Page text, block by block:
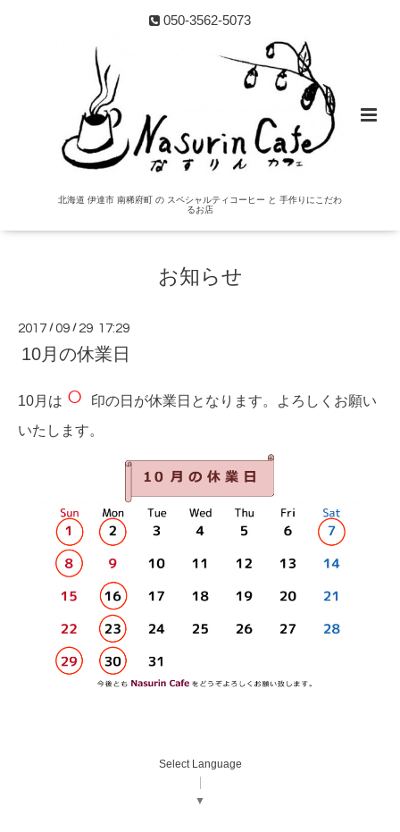
050-3562-5073
北海道 伊達市 南稀府町 の スペシャルティコーヒー と 手作りにこだわ
るお店
お知らせ
2017 /09 / 29 17:29
10月の休業日
10月は ○
印の日が休業日となります。よろしくお願い
いたします。
Select Language
▼